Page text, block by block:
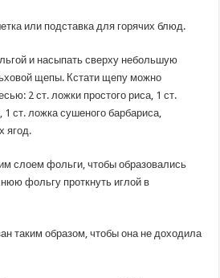
или подставка для горячих блюд.
и насыпать сверху небольшую
щепы. Кстати щепу можно
2 ст. ложки простого риса, 1 ст.
1 ст. ложка сушеного барбариса,
ягод.
слоем фольги, чтобы образовались
фольгу проткнуть иглой в
таким образом, чтобы она не доходила